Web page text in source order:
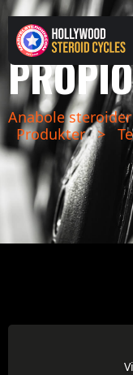
Anabole
Produkter >